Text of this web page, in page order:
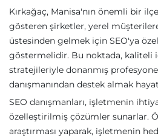
Kırkağaç, Manisa'nın önemli bir
gösteren şirketler, yerel
üstesinden gelmek için SEO'ya
göstermelidir. Bu noktada, kaliteli
stratejileriyle donanmış
danışmanından destek almak
SEO danışmanları, işletmenin
özelleştirilmiş çözümler sunarlar.
araştırması yaparak, işletmenin